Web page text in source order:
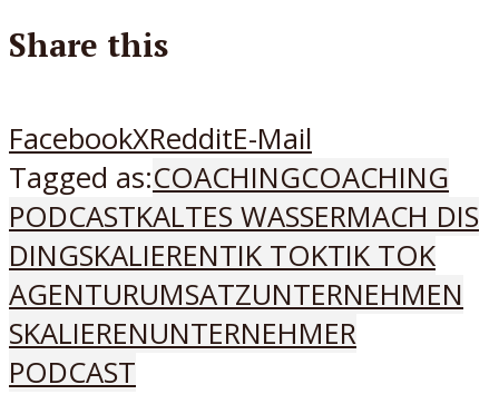
Share this
FacebookXRedditE-Mail
Tagged as:COACHINGCOACHING
PODCASTKALTES WASSERMACH DIS
DINGSKALIERENTIK TOKTIK TOK
AGENTURUMSATZUNTERNEHMEN
SKALIERENUNTERNEHMER
PODCAST